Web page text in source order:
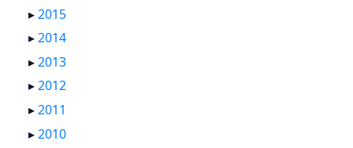
▸2015
▸2014
▸2013
▸2012
▸2011
▸2010